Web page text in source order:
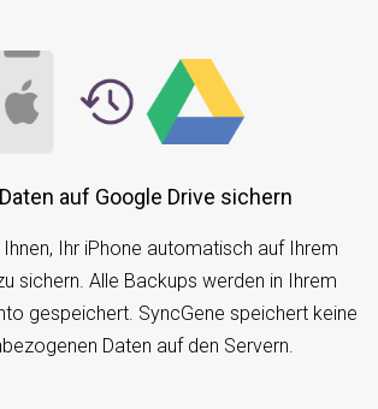
auf Google Drive sichern
Ihr iPhone automatisch auf Ihrem
sichern. Alle Backups werden in Ihrem
gespeichert. SyncGene speichert keine
Daten auf den Servern.